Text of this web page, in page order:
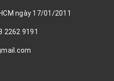
ngày 17/01/2011
2262 9191